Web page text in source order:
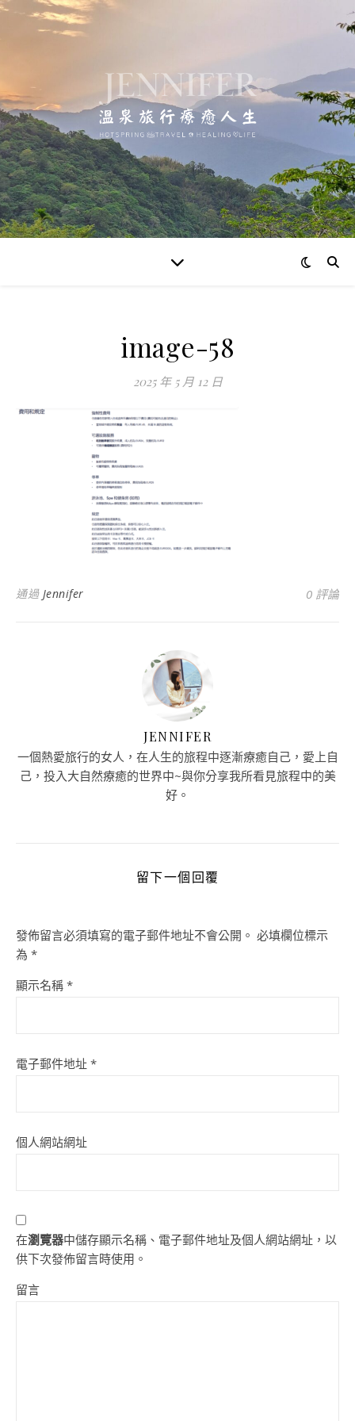
image-58
2025 年 5 月 12 日
通過 Jennifer 0 評論
JENNIFER
一個熱愛旅行的女人，在人生的旅程中逐漸療癒自己，愛上自
己，投入大自然療癒的世界中~與你分享我所看見旅程中的美
好。
留下一個回覆
發佈留言必須填寫的電子郵件地址不會公開。 必填欄位標示
為 *
顯示名稱 *
電子郵件地址 *
個人網站網址
在瀏覽器中儲存顯示名稱、電子郵件地址及個人網站網址，以
供下次發佈留言時使用。
留言